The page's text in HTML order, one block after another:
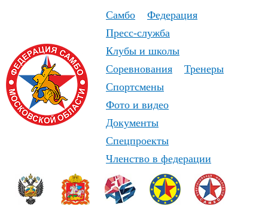
Самбо
Федерация
Пресс-служба
Клубы и школы
Соревнования
Тренеры
Спортсмены
Фото и видео
Документы
Спецпроекты
Членство в федерации